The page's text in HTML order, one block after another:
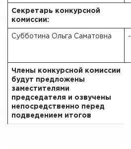
Секретарь конкурсной
комиссии:
Субботина Ольга Саматовна -
Члены конкурсной комиссии
будут предложены
заместителями
председателя и озвучены
непосредственно перед
подведением итогов